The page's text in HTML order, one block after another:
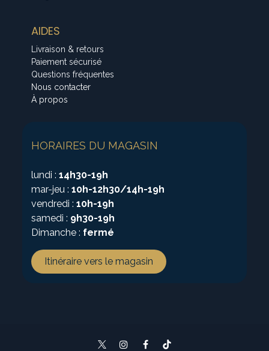
AIDES
Livraison & retours
Paiement sécurisé
Questions fréquentes
Nous contacter
À propos
HORAIRES DU MAGASIN
lundi :14h30-19h
mar-jeu :10h-12h30/14h-19h
vendredi :10h-19h
samedi : 9h30-19h
Dimanche : fermé
Itinéraire vers le magasin